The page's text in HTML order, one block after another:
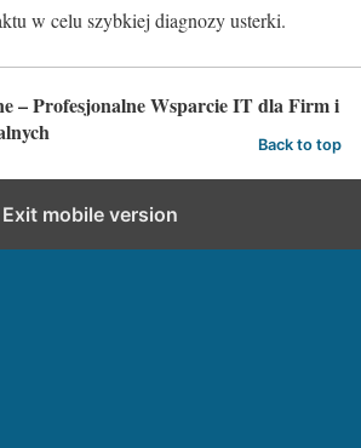
w celu szybkiej diagnozy usterki.
– Profesjonalne Wsparcie IT dla Firm i
Back to top
Exit mobile version